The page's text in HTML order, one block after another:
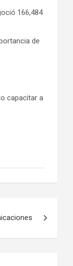
166,484
de
capacitar a